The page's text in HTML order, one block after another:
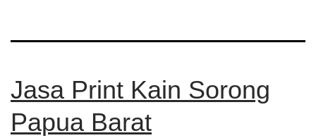
Jasa Print Kain Sorong
Papua Barat